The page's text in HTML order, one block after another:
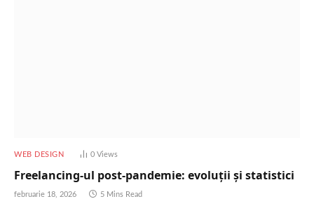
WEB DESIGN 0 Views
Freelancing-ul post-pandemie: evoluții și statistici
februarie 18, 2026 5 Mins Read